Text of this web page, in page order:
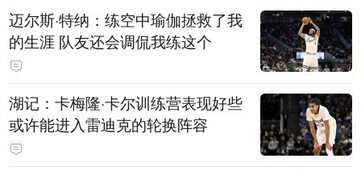
迈尔斯·特纳：练空中瑜伽拯救了我
的生涯 队友还会调侃我练这个
湖记：卡梅隆·卡尔训练营表现好些
或许能进入雷迪克的轮换阵容